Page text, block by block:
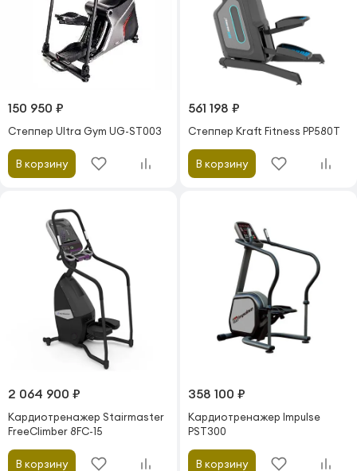
150 950 ₽
Степпер Ultra Gym UG-ST003
В корзину
561 198 ₽
Степпер Kraft Fitness PP580T
В корзину
2 064 900 ₽
Кардиотренажер Stairmaster
FreeClimber 8FC-15
В корзину
358 100 ₽
Кардиотренажер Impulse
PST300
В корзину